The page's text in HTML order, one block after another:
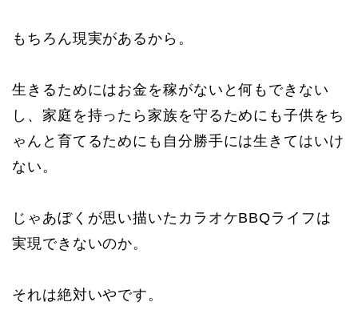
もちろん現実があるから。
生きるためにはお金を稼がないと何もできない
し、家庭を持ったら家族を守るためにも子供をち
ゃんと育てるためにも自分勝手には生きてはいけ
ない。
じゃあぼくが思い描いたカラオケBBQライフは
実現できないのか。
それは絶対いやです。